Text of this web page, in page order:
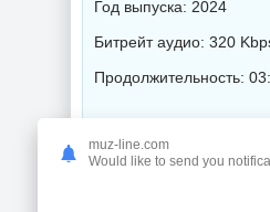
Год выпуска: 2024
Битрейт аудио: 320
Продолжительность:
Музыка 2024 года / Популярная музыка / Электронная музыка / Хаус музыка / Техно
muz-line.com
Would like to send you